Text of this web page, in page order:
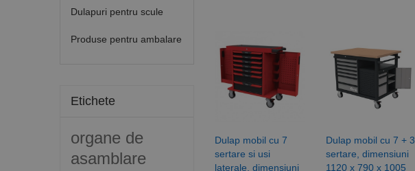
Dulapuri pentru scule
Produse pentru ambalare
Etichete
organe de
asamblare
Dulap mobil cu 7
sertare si usi
laterale, dimensiuni
Dulap mobil cu 7 + 3
sertare, dimensiuni
1120 x 790 x 1005